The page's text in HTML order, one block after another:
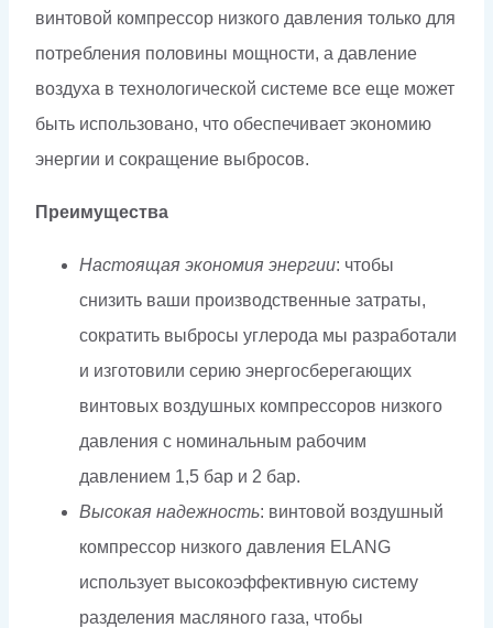
винтовой компрессор низкого давления только для
потребления половины мощности, а давление
воздуха в технологической системе все еще может
быть использовано, что обеспечивает экономию
энергии и сокращение выбросов.
Преимущества
Настоящая экономия энергии: чтобы
снизить ваши производственные затраты,
сократить выбросы углерода мы разработали
и изготовили серию энергосберегающих
винтовых воздушных компрессоров низкого
давления с номинальным рабочим
давлением 1,5 бар и 2 бар.
Высокая надежность: винтовой воздушный
компрессор низкого давления ELANG
использует высокоэффективную систему
разделения масляного газа, чтобы